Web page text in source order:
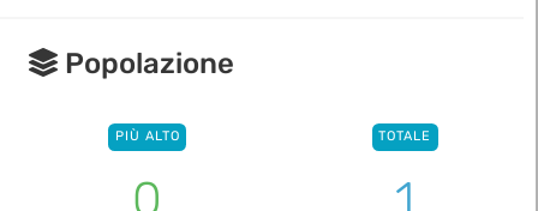
Popolazione
PIÙ ALTO
0
TOTALE
1